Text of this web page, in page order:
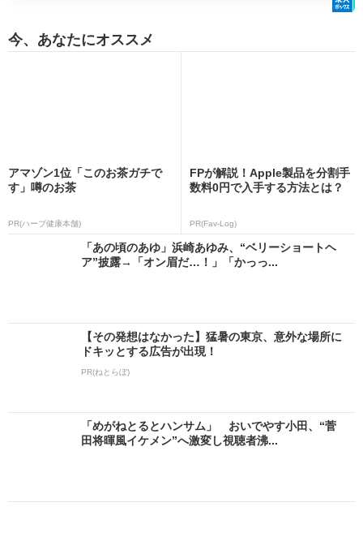
今、あなたにオススメ
アマゾン1位「このお茶ガチで
す」噂のお茶
PR(ハーブ健康本舗)
FPが解説！Apple製品を分割手
数料0円で入手する方法とは？
PR(Fav-Log)
「あの頃のあゆ」浜崎あゆみ、“ベリーショートヘ
ア”披露→「オン眉だ…！」「かっっ...
【その発想はなかった】猛暑の東京、意外な場所に
ドキッとする広告が出現！
PR(ねとらぼ)
「めがねとるとハンサム」 おいでやす小田、“菅
田将暉風イケメン”へ激変し視聴者沸...